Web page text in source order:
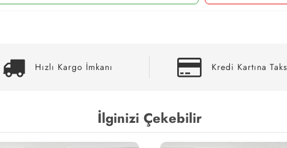
Hızlı Kargo İmkanı Kredi Kartına
İlginizi Çekebilir